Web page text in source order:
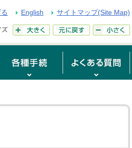
English サイトマップ(Site Map)